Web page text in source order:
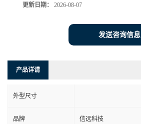
更新日期： 2026-08-07
发送咨询信息
产品详请
外型尺寸
品牌 信远科技